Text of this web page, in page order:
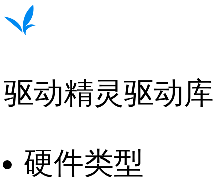
驱动精灵驱动库
硬件类型